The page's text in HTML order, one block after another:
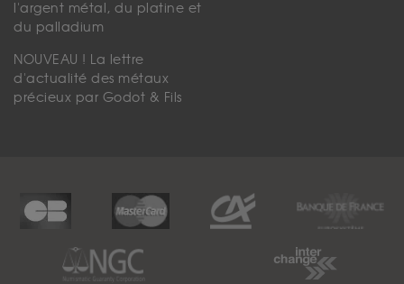
l'argent métal, du platine et
du palladium
NOUVEAU ! La lettre
d'actualité des métaux
précieux par Godot & Fils